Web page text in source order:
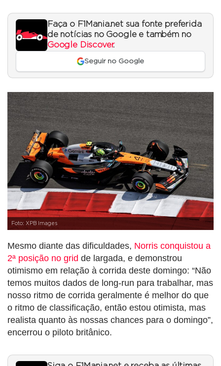
Faça o F1Mania.net sua fonte preferida
de notícias no Google e também no
Google Discover.
Seguir no Google
Foto: XPB Images
Mesmo diante das dificuldades, Norris conquistou a
2ª posição no grid de largada, e demonstrou
otimismo em relação à corrida deste domingo: “Não
temos muitos dados de long-run para trabalhar, mas
nosso ritmo de corrida geralmente é melhor do que
o ritmo de classificação, então estou otimista, mas
realista quanto às nossas chances para o domingo”,
encerrou o piloto britânico.